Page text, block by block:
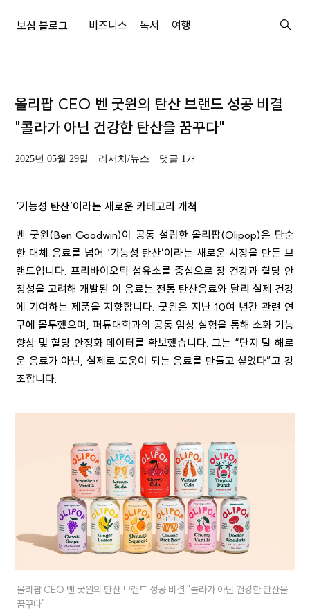
보심 블로그 비즈니스 독서 여행
올리팝 CEO 벤 굿윈의 탄산 브랜드 성공 비결
"콜라가 아닌 건강한 탄산을 꿈꾸다"
2025년 05월 29일 리서치/뉴스 댓글 1개
‘기능성 탄산’이라는 새로운 카테고리 개척
벤 굿윈(Ben Goodwin)이 공동 설립한 올리팝(Olipop)은 단순
한 대체 음료를 넘어 ‘기능성 탄산’이라는 새로운 시장을 만든 브
랜드입니다. 프리바이오틱 섬유소를 중심으로 장 건강과 혈당 안
정성을 고려해 개발된 이 음료는 전통 탄산음료와 달리 실제 건강
에 기여하는 제품을 지향합니다. 굿윈은 지난 10여 년간 관련 연
구에 몰두했으며, 퍼듀대학과의 공동 임상 실험을 통해 소화 기능
향상 및 혈당 안정화 데이터를 확보했습니다. 그는 “단지 덜 해로
운 음료가 아닌, 실제로 도움이 되는 음료를 만들고 싶었다”고 강
조합니다.
올리팝 CEO 벤 굿윈의 탄산 브랜드 성공 비결 "콜라가 아닌 건강한 탄산을
꿈꾸다"